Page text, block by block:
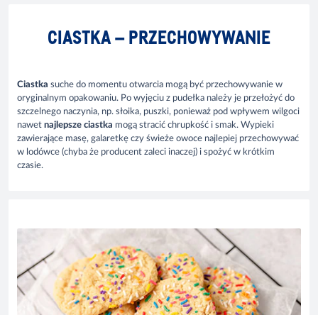
CIASTKA – PRZECHOWYWANIE
Ciastka suche do momentu otwarcia mogą być przechowywanie w
oryginalnym opakowaniu. Po wyjęciu z pudełka należy je przełożyć do
szczelnego naczynia, np. słoika, puszki, ponieważ pod wpływem wilgoci
nawet najlepsze ciastka mogą stracić chrupkość i smak. Wypieki
zawierające masę, galaretkę czy świeże owoce najlepiej przechowywać
w lodówce (chyba że producent zaleci inaczej) i spożyć w krótkim
czasie.